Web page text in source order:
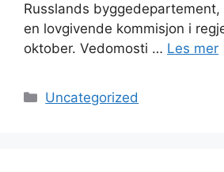
Russlands
en lovgivende kommisjon i
oktober. Vedomosti … Les mer
Kategorier
Uncategorized